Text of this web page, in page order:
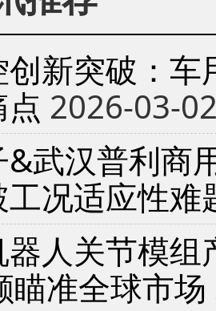
新突破：
2026-03-
武汉普利商
况适应性难
人关节模
瞄准全球市场